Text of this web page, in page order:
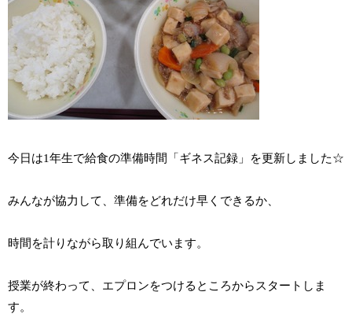
今日は1年生で給食の準備時間「ギネス記録」を更新しました☆
みんなが協力して、準備をどれだけ早くできるか、
時間を計りながら取り組んでいます。
授業が終わって、エプロンをつけるところからスタートしま
す。